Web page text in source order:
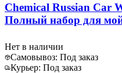
Chemical Russian Car
Полный набор для
Нет в наличии
Самовывоз: Под заказ
Курьер: Под заказ